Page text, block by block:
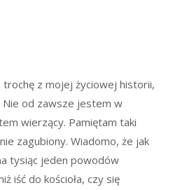
z mojej życiowej historii,
Nie od zawsze jestem w
wierzący. Pamiętam taki
zagubiony. Wiadomo, że jak
tysiąc jeden powodów
iść do kościoła, czy się